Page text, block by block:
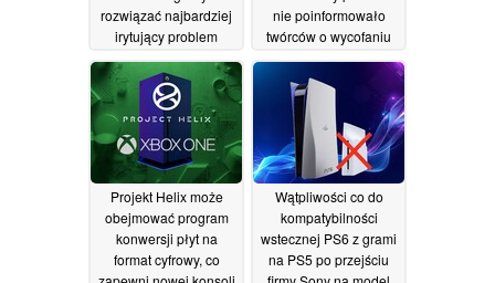
rozwiązać najbardziej
irytujący problem
15/07/2026
nie poinformowało
twórców o wycofaniu
fizycznych
Projekt Helix może
obejmować program
konwersji płyt na
format cyfrowy, co
Wątpliwości co do
kompatybilności
wstecznej PS6 z grami
na PS5 po przejściu